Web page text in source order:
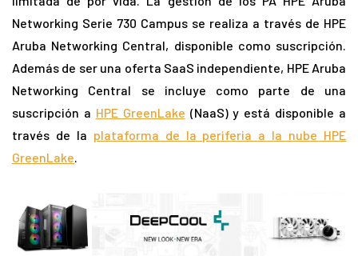
Networking Serie 730 Campus se realiza a través de HPE
Aruba Networking Central, disponible como suscripción.
Además de ser una oferta SaaS independiente, HPE Aruba
Networking Central se incluye como parte de una
suscripción a HPE GreenLake (NaaS) y está disponible a
través de la plataforma de la periferia a la nube HPE
GreenLake.